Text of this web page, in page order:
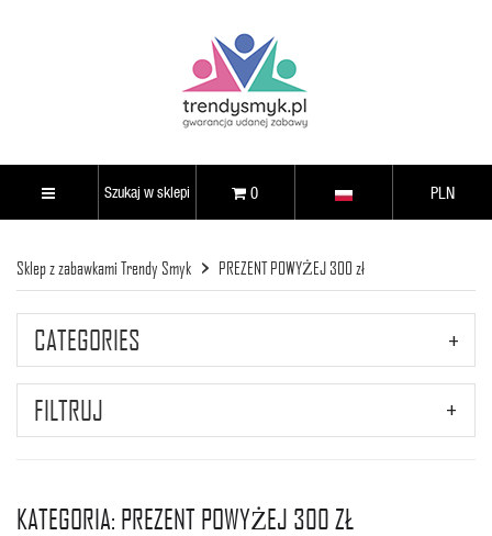
0 PLN
Sklep z zabawkami Trendy Smyk PREZENT POWYŻEJ 300 zł
CATEGORIES
FILTRUJ
KATEGORIA: PREZENT POWYŻEJ 300 ZŁ